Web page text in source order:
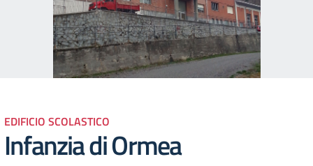
EDIFICIO SCOLASTICO
Infanzia di Ormea